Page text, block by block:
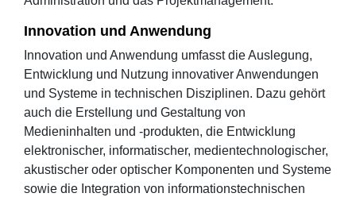
Innovation und Anwendung
Innovation und Anwendung umfasst die Auslegung,
Entwicklung und Nutzung innovativer Anwendungen
und Systeme in technischen Disziplinen. Dazu gehört
auch die Erstellung und Gestaltung von
Medieninhalten und -produkten, die Entwicklung
elektronischer, informatischer, medientechnologischer,
akustischer oder optischer Komponenten und Systeme
sowie die Integration von informationstechnischen